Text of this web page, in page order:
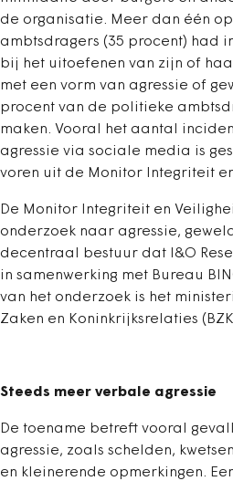
de organisatie. Meer dan één
ambtsdragers (35 procent) had
bij het uitoefenen van zijn of
met een vorm van agressie of
procent van de politieke
maken. Vooral het aantal
agressie via sociale media is
voren uit de Monitor Integriteit
De Monitor Integriteit en
onderzoek naar agressie,
decentraal bestuur dat I&O
in samenwerking met Bureau
van het onderzoek is het
Zaken en Koninkrijksrelaties
Steeds meer verbale agressie
De toename betreft vooral
agressie, zoals schelden,
en kleinerende opmerkingen.